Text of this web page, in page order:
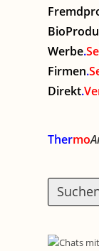
Werbe.
Firmen.
Direkt.
Thermo